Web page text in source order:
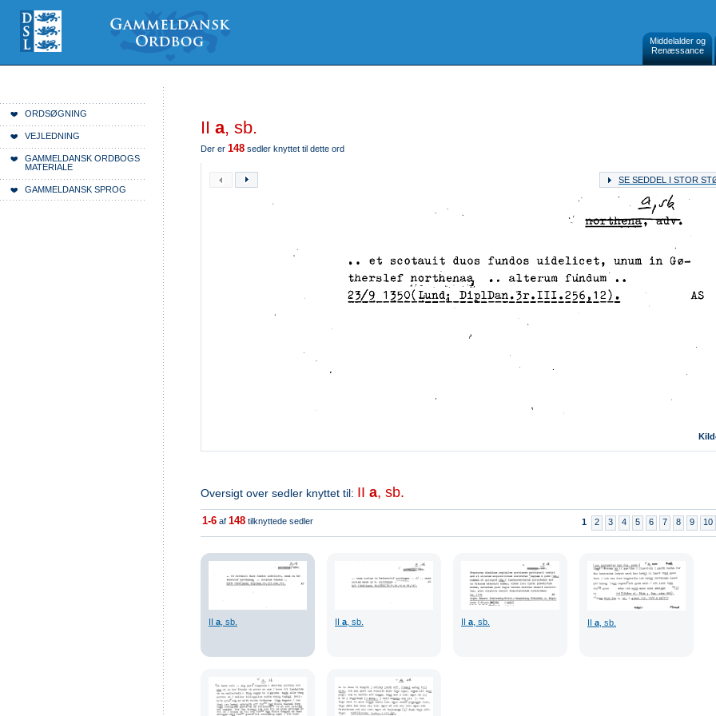
indhold
Videre
værktøjer
Middelalder og
Renæssance
ORDSØGNING
VEJLEDNING
GAMMELDANSK ORDBOGS
MATERIALE
GAMMELDANSK SPROG
II a, sb.
Der er 148 sedler knyttet til dette ord
SE SEDDEL I STOR
Oversigt over sedler knyttet til: II a, sb.
1-6 af 148 tilknyttede sedler 1 2 3 4 5 6 7 8 9 10
II a , sb. II a , sb. II a , sb. II a , sb.